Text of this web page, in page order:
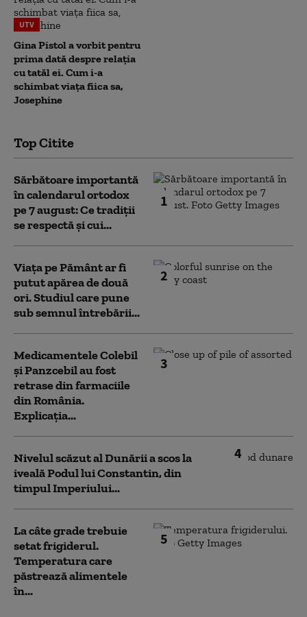
UTV
Gina Pistol a vorbit pentru
prima dată despre relația
cu tatăl ei. Cum i-a
schimbat viața fiica sa,
Josephine
Top Citite
1
Sărbătoare importantă
în calendarul ortodox
pe 7 august: Ce tradiții
se respectă și cui...
2
Viața pe Pământ ar fi
putut apărea de două
ori. Studiul care pune
sub semnul întrebării...
3
Medicamentele Colebil
și Panzcebil au fost
retrase din farmaciile
din România.
Explicația...
4
Nivelul scăzut al Dunării a scos la
iveală Podul lui Constantin, din
timpul Imperiului...
5
La câte grade trebuie
setat frigiderul.
Temperatura care
păstrează alimentele
în...